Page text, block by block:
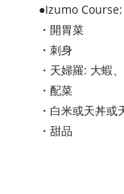
●Izumo
・開胃菜
・刺身
・天婦羅: 大蝦
・配菜
・白米或天丼或
・甜品